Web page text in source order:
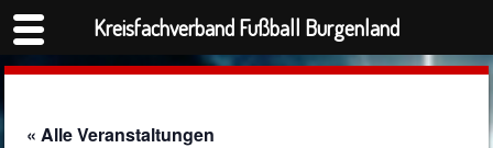
« Alle Veranstaltungen
Kreisfachverband Fußball Burgenland